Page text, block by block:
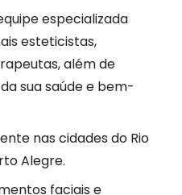
especializada
esteticistas,
além de
sua saúde e bem-
nas cidades do Rio
Alegre.
faciais e